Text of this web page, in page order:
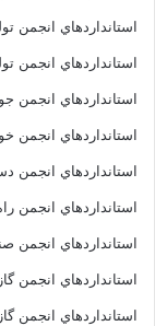
استانداردهاي انجمن
استانداردهاي انجمن
استانداردهاي انجمن
استانداردهاي انجمن
استانداردهاي انجمن
استانداردهاي انجمن
استانداردهاي انجمن
استانداردهاي انجمن
استانداردهاي انجمن